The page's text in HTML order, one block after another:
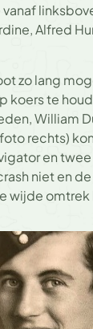
Alfred
zo lang
koers te
William
rechts)
en
niet en
wijde